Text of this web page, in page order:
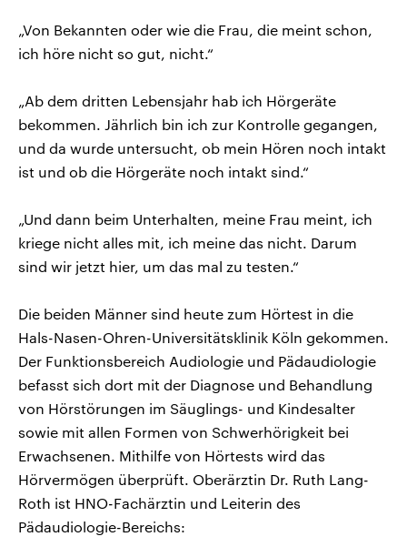
„Von Bekannten oder wie die Frau, die meint schon,
ich höre nicht so gut, nicht.“
„Ab dem dritten Lebensjahr hab ich Hörgeräte
bekommen. Jährlich bin ich zur Kontrolle gegangen,
und da wurde untersucht, ob mein Hören noch intakt
ist und ob die Hörgeräte noch intakt sind.“
„Und dann beim Unterhalten, meine Frau meint, ich
kriege nicht alles mit, ich meine das nicht. Darum
sind wir jetzt hier, um das mal zu testen.“
Die beiden Männer sind heute zum Hörtest in die
Hals-Nasen-Ohren-Universitätsklinik Köln gekommen.
Der Funktionsbereich Audiologie und Pädaudiologie
befasst sich dort mit der Diagnose und Behandlung
von Hörstörungen im Säuglings- und Kindesalter
sowie mit allen Formen von Schwerhörigkeit bei
Erwachsenen. Mithilfe von Hörtests wird das
Hörvermögen überprüft. Oberärztin Dr. Ruth Lang-
Roth ist HNO-Fachärztin und Leiterin des
Pädaudiologie-Bereichs: